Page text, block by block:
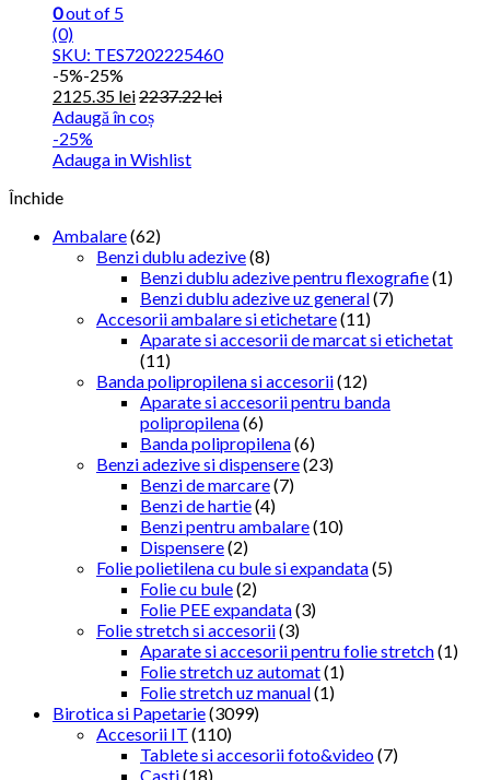
0out of 5
(0)
SKU: TES7202225460
-5%-25%
2125.35 lei2237.22lei
Adaugă în coș
-25%
Adauga in Wishlist
Închide
Ambalare(62)
Benzi dublu adezive(8)
Benzi dublu adezive pentru flexografie(1)
Benzi dublu adezive uz general(7)
Accesorii ambalare si etichetare(11)
Aparate si accesorii de marcat si etichetat
(11)
Banda polipropilena si accesorii(12)
Aparate si accesorii pentru banda
polipropilena(6)
Banda polipropilena(6)
Benzi adezive si dispensere(23)
Benzi de marcare(7)
Benzi de hartie(4)
Benzi pentru ambalare(10)
Dispensere(2)
Folie polietilena cu bule si expandata(5)
Folie cu bule(2)
Folie PEE expandata(3)
Folie stretch si accesorii(3)
Aparate si accesorii pentru folie stretch(1)
Folie stretch uz automat(1)
Folie stretch uz manual(1)
Birotica si Papetarie(3099)
Accesorii IT (110)
Tablete si accesorii foto&video(7)
Casti(18)